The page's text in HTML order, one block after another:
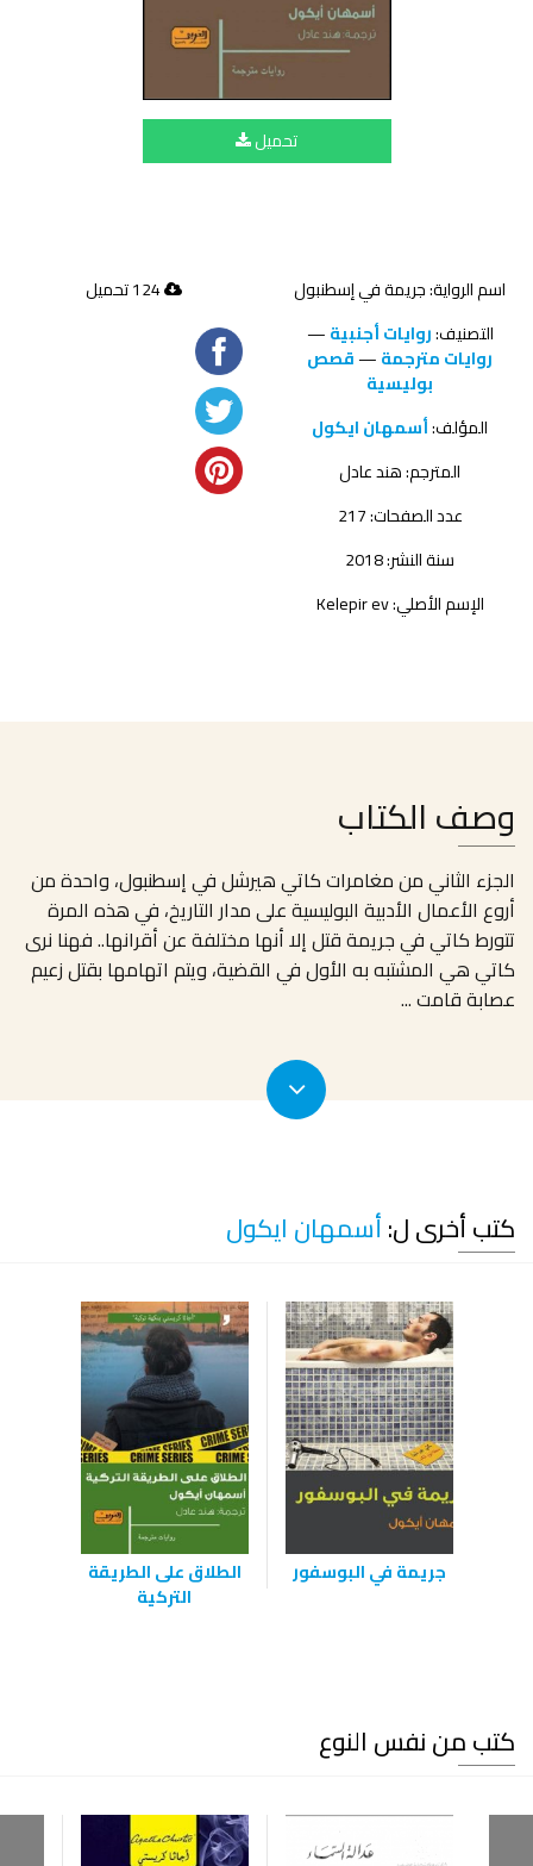
تحميل
اسم الرواية: جريمة في إسطنبول
التصنيف:روايات أجنبية—
روايات مترجمة—قصص
بوليسية
المؤلف:أسمهان ايكول
المترجم:هند عادل
عدد الصفحات: 217
سنة النشر: 2018
الإسم الأصلي: Kelepir ev
124 تحميل
وصف الكتاب
الجزء الثاني من مغامرات كاتي هيرشل في إسطنبول، واحدة من
أروع الأعمال الأدبية البوليسية على مدار التاريخ، في هذه المرة
تتورط كاتي في جريمة قتل إلا أنها مختلفة عن أقرانها.. فهنا نرى
كاتي هي المشتبه به الأول في القضية، ويتم اتهامها بقتل زعيم
عصابة قامت...
كتب أخرى ل:أسمهان ايكول
جريمة في البوسفور
الطلاق على الطريقة
التركية
كتب من نفس النوع